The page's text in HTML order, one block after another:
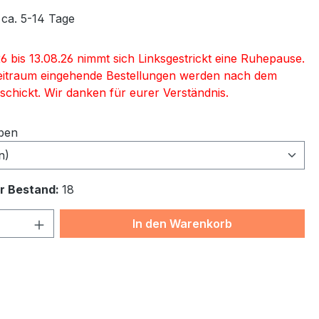
5-14 Tage
bis 13.08.26 nimmt sich Linksgestrickt eine Ruhepause.
eingehende Bestellungen werden nach dem
Wir danken für eurer Verständnis.
Bestand: 18
Anzahl: Gib den gewünschten Wert
In den Warenkorb